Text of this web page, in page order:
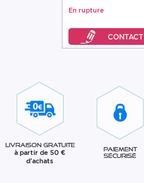
En rupture
Livraison gratuite
à partir de 50 €
d'achats
Paiement
sécurisé